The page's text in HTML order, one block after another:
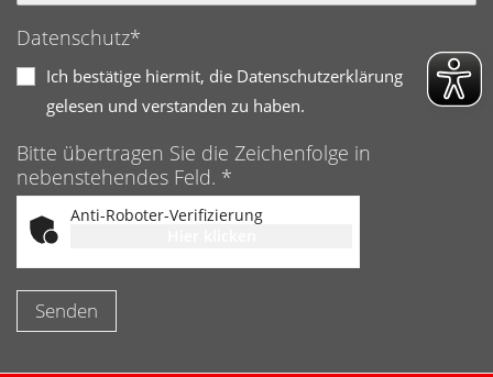
Datenschutz*
Ich bestätige hiermit, die Datenschutzerklärung
gelesen und verstanden zu haben.
Bitte übertragen Sie die Zeichenfolge in
nebenstehendes Feld. *
Anti-Roboter-Verifizierung